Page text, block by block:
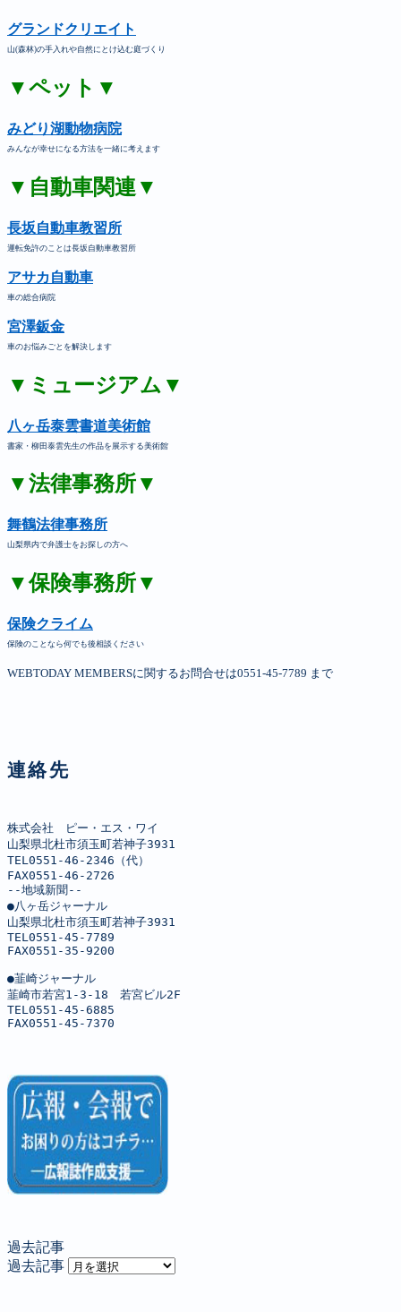
グランドクリエイト
山(森林)の手入れや自然にとけ込む庭づくり
▼ペット▼
みどり湖動物病院
みんなが幸せになる方法を一緒に考えます
▼自動車関連▼
長坂自動車教習所
運転免許のことは長坂自動車教習所
アサカ自動車
車の総合病院
宮澤鈑金
車のお悩みごとを解決します
▼ミュージアム▼
八ヶ岳泰雲書道美術館
書家・柳田泰雲先生の作品を展示する美術館
▼法律事務所▼
舞鶴法律事務所
山梨県内で弁護士をお探しの方へ
▼保険事務所▼
保険クライム
保険のことなら何でも後相談ください
WEBTODAY MEMBERSに関するお問合せは0551-45-7789 まで
連絡先
株式会社　ピー・エス・ワイ
山梨県北杜市須玉町若神子3931
TEL0551-46-2346（代）
FAX0551-46-2726
--地域新聞--
●八ヶ岳ジャーナル
山梨県北杜市須玉町若神子3931
TEL0551-45-7789
FAX0551-35-9200
●韮崎ジャーナル
韮崎市若宮1-3-18　若宮ビル2F
TEL0551-45-6885
FAX0551-45-7370
過去記事
過去記事